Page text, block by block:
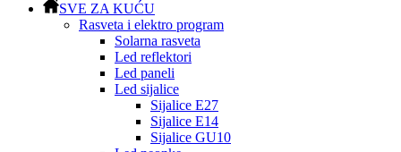
SVE ZA KUĆU
Rasveta i elektro program
Solarna rasveta
Led reflektori
Led paneli
Led sijalice
Sijalice E27
Sijalice E14
Sijalice GU10